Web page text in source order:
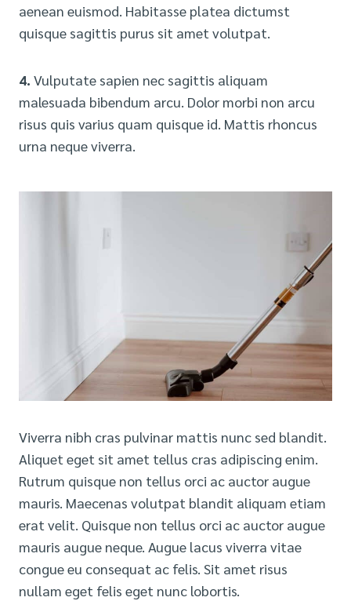
aenean euismod. Habitasse platea dictumst
quisque sagittis purus sit amet volutpat.
4. Vulputate sapien nec sagittis aliquam
malesuada bibendum arcu. Dolor morbi non arcu
risus quis varius quam quisque id. Mattis rhoncus
urna neque viverra.
Viverra nibh cras pulvinar mattis nunc sed blandit.
Aliquet eget sit amet tellus cras adipiscing enim.
Rutrum quisque non tellus orci ac auctor augue
mauris. Maecenas volutpat blandit aliquam etiam
erat velit. Quisque non tellus orci ac auctor augue
mauris augue neque. Augue lacus viverra vitae
congue eu consequat ac felis. Sit amet risus
nullam eget felis eget nunc lobortis.